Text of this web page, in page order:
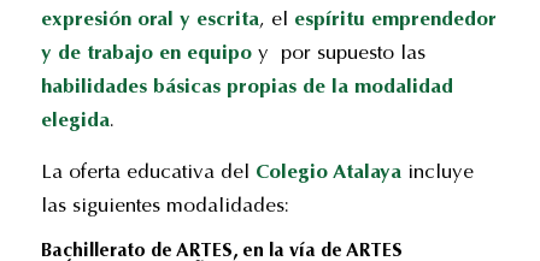
expresión oral y escrita, el espíritu emprendedor
y de trabajo en equipoy por supuesto las
habilidades básicas propias de la modalidad
elegida.
La oferta educativa del Colegio Atalayaincluye
las siguientes modalidades:
Bachillerato de ARTES, en la vía de ARTES